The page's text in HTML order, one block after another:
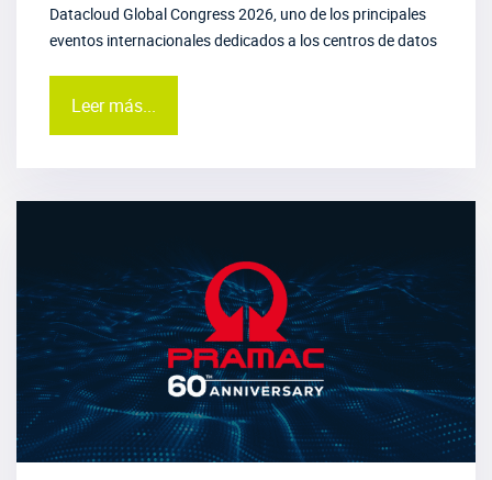
Datacloud Global Congress 2026, uno de los principales
eventos internacionales dedicados a los centros de datos
Leer más...